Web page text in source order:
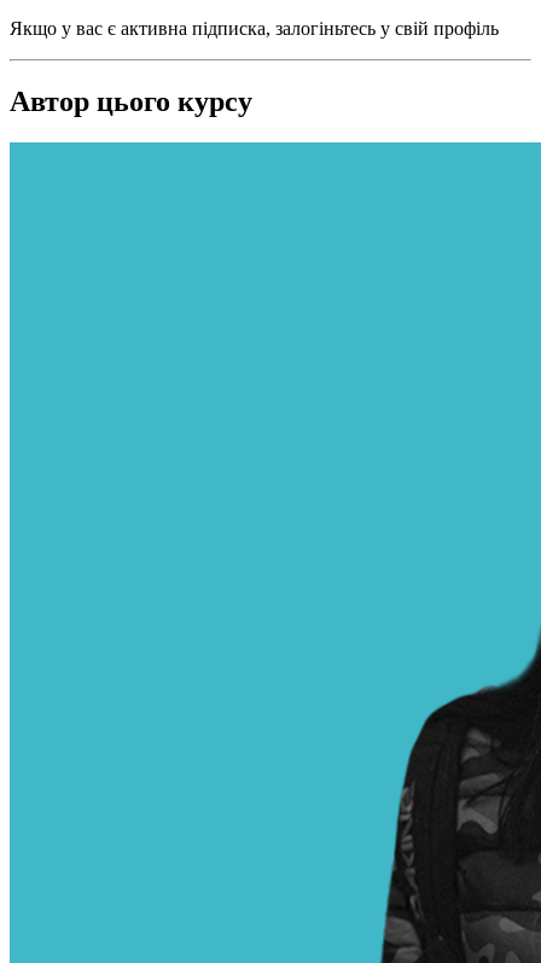
Якщо у вас є активна підписка, залогіньтесь у свій профіль
Автор цього курсу